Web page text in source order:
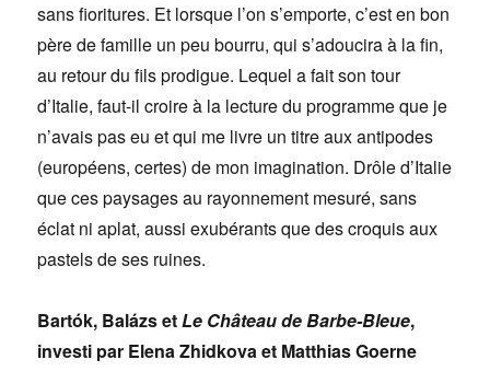
sans fioritures. Et lorsque l’on s’emporte, c’est en bon
père de famille un peu bourru, qui s’adoucira à la fin,
au retour du fils prodigue. Lequel a fait son tour
d’Italie, faut-il croire à la lecture du programme que je
n’avais pas eu et qui me livre un titre aux antipodes
(européens, certes) de mon imagination. Drôle d’Italie
que ces paysages au rayonnement mesuré, sans
éclat ni aplat, aussi exubérants que des croquis aux
pastels de ses ruines.
Bartók, Balázs etLe Château de Barbe-Bleue,
investi par Elena Zhidkova et Matthias Goerne